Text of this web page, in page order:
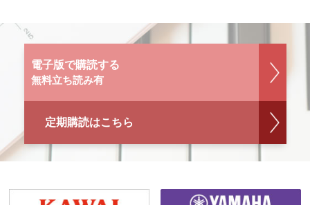
電子版で購読する
無料立ち読み有
定期購読はこちら